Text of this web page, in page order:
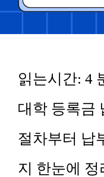
읽는시간: 4
대학 등록금
절차부터 납
지 한눈에